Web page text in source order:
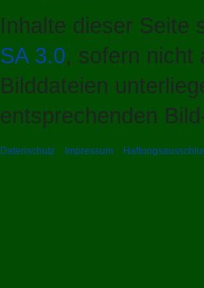
Inhalte dieser Seite
SA 3.0, sofern nicht
Bilddateien
entsprechenden
Datenschutz Impressum